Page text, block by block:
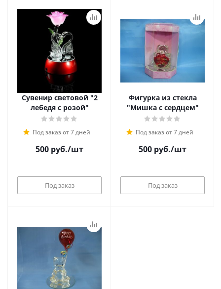
Сувенир световой "2
лебедя с розой"
Под заказ от 7 дней
500 руб./шт
Под заказ
Фигурка из стекла
"Мишка с сердцем"
Под заказ от 7 дней
500 руб./шт
Под заказ